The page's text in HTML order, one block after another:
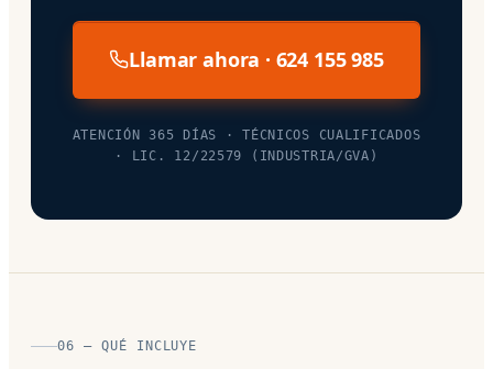
Llamar ahora · 624 155 985
ATENCIÓN 365 DÍAS · TÉCNICOS CUALIFICADOS
· LIC. 12/22579 (INDUSTRIA/GVA)
06 — QUÉ INCLUYE